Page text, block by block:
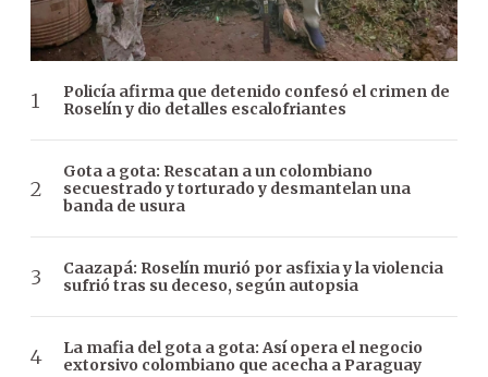
Policía afirma que detenido confesó el crimen de
Roselín y dio detalles escalofriantes
Gota a gota: Rescatan a un colombiano
secuestrado y torturado y desmantelan una
banda de usura
Caazapá: Roselín murió por asfixia y la violencia
sufrió tras su deceso, según autopsia
La mafia del gota a gota: Así opera el negocio
extorsivo colombiano que acecha a Paraguay